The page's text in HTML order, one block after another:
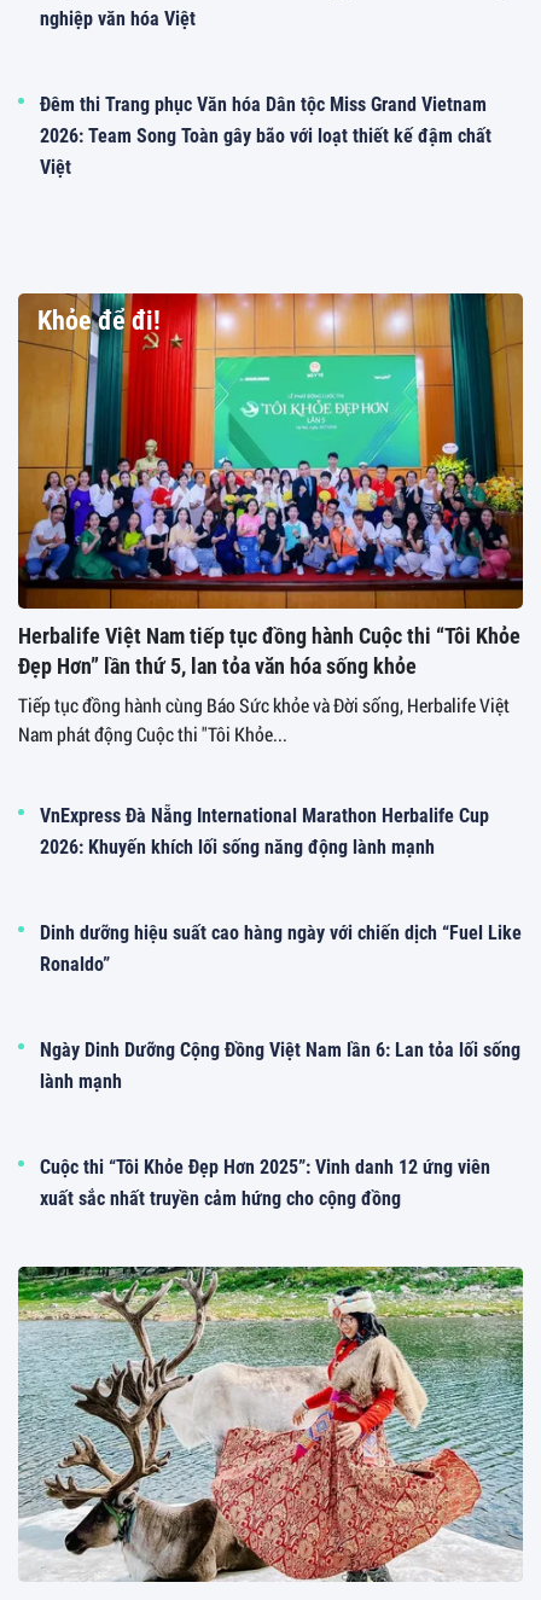
nghiệp văn hóa Việt
Đêm thi Trang phục Văn hóa Dân tộc Miss Grand Vietnam
2026: Team Song Toàn gây bão với loạt thiết kế đậm chất
Việt
Khỏe để đi!
Herbalife Việt Nam tiếp tục đồng hành Cuộc thi “Tôi Khỏe
Đẹp Hơn” lần thứ 5, lan tỏa văn hóa sống khỏe
Tiếp tục đồng hành cùng Báo Sức khỏe và Đời sống, Herbalife Việt
Nam phát động Cuộc thi "Tôi Khỏe...
VnExpress Đà Nẵng International Marathon Herbalife Cup
2026: Khuyến khích lối sống năng động lành mạnh
Dinh dưỡng hiệu suất cao hàng ngày với chiến dịch “Fuel Like
Ronaldo”
Ngày Dinh Dưỡng Cộng Đồng Việt Nam lần 6: Lan tỏa lối sống
lành mạnh
Cuộc thi “Tôi Khỏe Đẹp Hơn 2025”: Vinh danh 12 ứng viên
xuất sắc nhất truyền cảm hứng cho cộng đồng